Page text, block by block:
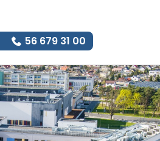
56 679 31 00